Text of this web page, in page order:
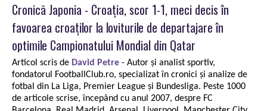
Cronică Japonia - Croația, scor 1-1, meci decis în
favoarea croaților la loviturile de departajare în
optimile Campionatului Mondial din Qatar
Articol scris de David Petre - Autor și analist sportiv,
fondatorul FootballClub.ro, specializat în cronici și analize de
fotbal din La Liga, Premier League și Bundesliga. Peste 1000
de articole scrise, începând cu anul 2007, despre FC